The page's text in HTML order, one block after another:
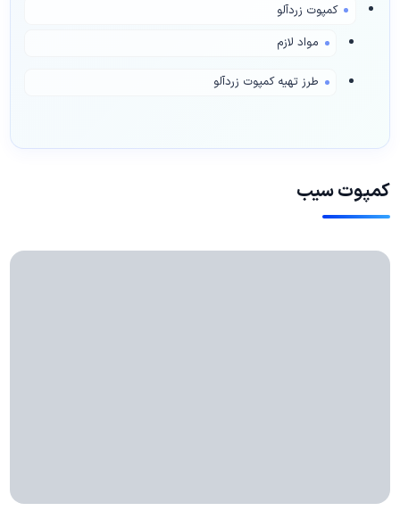
کمپوت زردآلو
مواد لازم
طرز تهیه کمپوت زردآلو
کمپوت سیب